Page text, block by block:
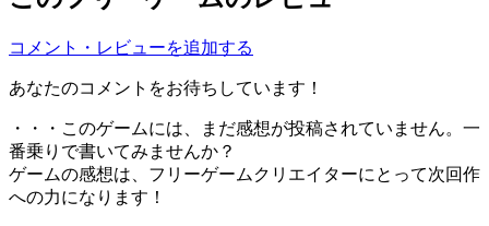
コメント・レビューを追加する
あなたのコメントをお待ちしています！
・・・このゲームには、まだ感想が投稿されていません。一
番乗りで書いてみませんか？
ゲームの感想は、フリーゲームクリエイターにとって次回作
への力になります！